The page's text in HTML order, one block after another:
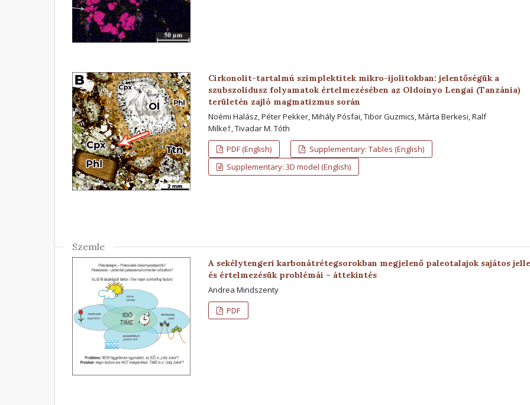
Cirkonolit-tartalmú szimplektitek mikro-ijolitokban: jelentőségük a
szubszolidusz folyamatok értelmezésében az Oldoinyo Lengai (Tanzánia)
területén zajló magmatizmus során
Noémi Halász, Péter Pekker, Mihály Pósfai, Tibor Guzmics, Márta Berkesi, Ralf
Milke†, Tivadar M. Tóth
PDF (English)
Supplementary: Tables (English)
Supplementary: 3D model (English)
Szemle
A sekélytengeri karbonátrétegsorokban megjelenő paleotalajok sajátos
és értelmezésük problémái – áttekintés
Andrea Mindszenty
PDF